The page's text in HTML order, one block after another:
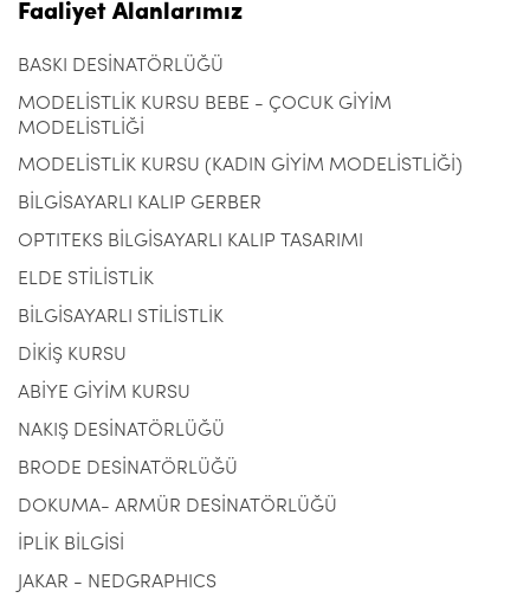
Faaliyet Alanlarımız
BASKI DESİNATÖRLÜĞÜ
MODELİSTLİK KURSU BEBE - ÇOCUK GİYİM
MODELİSTLİĞİ
MODELİSTLİK KURSU (KADIN GİYİM MODELİSTLİĞİ)
BİLGİSAYARLI KALIP GERBER
OPTITEKS BİLGİSAYARLI KALIP TASARIMI
ELDE STİLİSTLİK
BİLGİSAYARLI STİLİSTLİK
DİKİŞ KURSU
ABİYE GİYİM KURSU
NAKIŞ DESİNATÖRLÜĞÜ
BRODE DESİNATÖRLÜĞÜ
DOKUMA- ARMÜR DESİNATÖRLÜĞÜ
İPLİK BİLGİSİ
JAKAR - NEDGRAPHICS